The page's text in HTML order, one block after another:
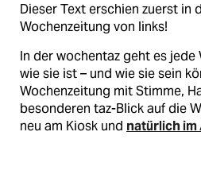
Dieser Text erschien zuerst in
Wochenzeitung von links!
In der wochentaz geht es jede
wie sie ist – und wie sie sein
Wochenzeitung mit Stimme,
besonderen taz-Blick auf die
neu am Kiosk und natürlich im